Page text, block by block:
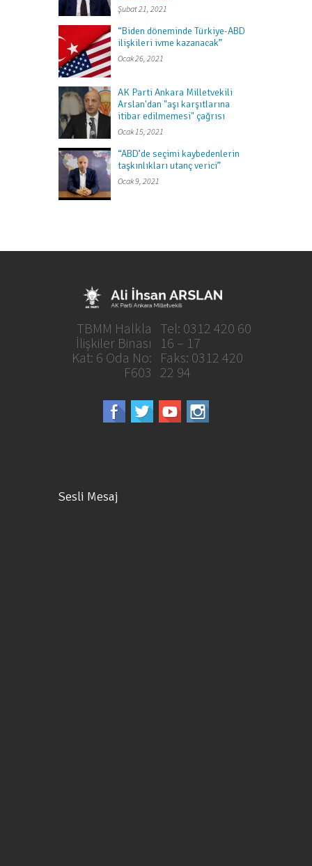
Şubat 21, 2021
“Biden döneminde Türkiye-ABD
ilişkileri ivme kazanacak”
Ocak 26, 2021
AK Parti Ankara Milletvekili
Arslan'dan "aşı karşıtlarına
itibar edilmemesi" çağrısı
Ocak 15, 2021
“ABD’de seçimi kaybedenlerin
taşkınlıkları utanç verici”
Ocak 9, 2021
Tel: 0312 420 60
16 – 17
Faks: 0312 420
22 94
TBMM Halkla
İlişkiler Binası
Kat: 6 Oda No:
F603
Sesli Mesaj